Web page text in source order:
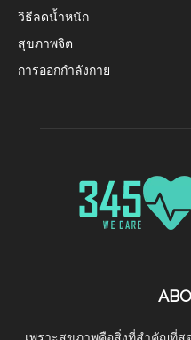
วิธีลดน้ำหนัก
สุขภาพจิต
การออกกำลังกาย